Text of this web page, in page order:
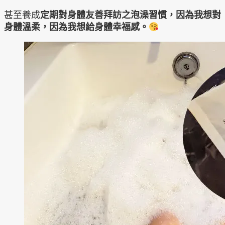
甚至養成定期對身體友善拜訪之泡澡習慣，因為我想對
身體溫柔，因為我想給身體幸福感。